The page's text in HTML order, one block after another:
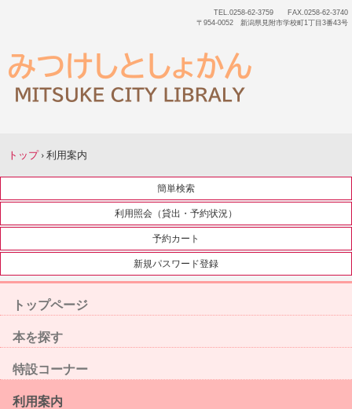
TEL.0258-62-3759 FAX.0258-62-3740
〒954-0052 新潟県見附市学校町1丁目3番43号
トップ › 利用案内
簡単検索
利用照会（貸出・予約状況）
予約カート
新規パスワード登録
トップページ
本を探す
特設コーナー
利用案内